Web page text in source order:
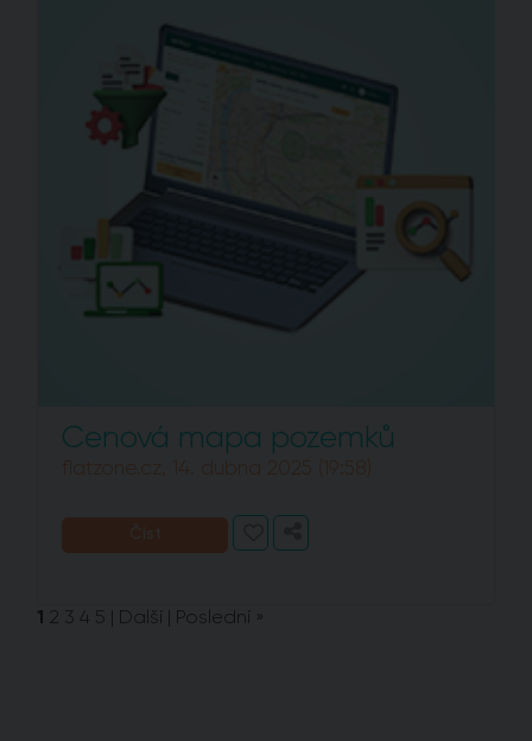
Cenová mapa pozemků
flatzone.cz, 14. dubna 2025 (19:58)
Číst
1 2 3 4 5 | Další | Poslední »